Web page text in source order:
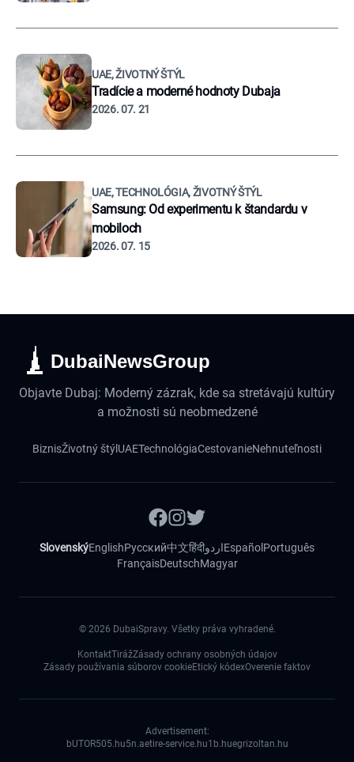
UAE, ŽIVOTNÝ ŠTÝL
Tradície a moderné hodnoty Dubaja
2026. 07. 21
UAE, TECHNOLÓGIA, ŽIVOTNÝ ŠTÝL
Samsung: Od experimentu k štandardu v
mobiloch
2026. 07. 15
DubaiNewsGroup
Objavte Dubaj: Moderný zázrak, kde sa stretávajú kultúry
a možnosti sú neobmedzené
BiznisŽivotný štýl UAETechnológiaCestovanieNehnuteľnosti
SlovenskýEnglishРусский中文हिंदीاردوEspañol Português
FrançaisDeutschMagyar
© 2026 DubaiSpravy. Všetky práva vyhradené.
KontaktTirážZásady ochrany osobných údajov
Zásady používania súborov cookieEtický kódexOverenie faktov
Advertisement:
bUTOR505.hu5n.aetire-service.hu1b.huegrizoltan.hu